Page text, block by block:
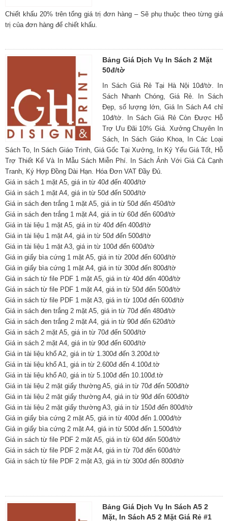
Chiết khấu 20% trên tổng giá trị đơn hàng – Sẽ phụ thuộc theo từng giá
trị của đơn hàng để chiết khấu.
Bảng Giá Dịch Vụ In Sách 2 Mặt
50đ/tờ
In Sách Giá Rẻ Tại Hà Nội 10đ/tờ. In
Sách Nhanh Chóng, Giá Rẻ. In Sách
Đẹp, số lượng lớn, Giá In Sách A4 chỉ
10đ/tờ. In Sách Giá Rẻ Còn Được Hỗ
Trợ Ưu Đãi 10% Giá. Xưởng Chuyên In
Sách, In Sách Giáo Khoa, In Các Loại
Sách To, In Sách Giáo Trình, Giá Gốc Tại Xưởng, In Kỷ Yếu Giá Tốt, Hỗ
Trợ Thiết Kế Và In Mẫu Sách Miễn Phí. In Sách Ảnh Với Giá Cả Cạnh
Tranh, Ký Hợp Đồng Dài Hạn. Hóa Đơn VAT Đầy Đủ.
Giá in sách 1 mặt A5, giá in từ 40đ đến 400đ/tờ
Giá in sách 1 mặt A4, giá in từ 50đ đến 500đ/tờ
Giá in sách đen trắng 1 mặt A5, giá in từ 50đ đến 450đ/tờ
Giá in sách đen trắng 1 mặt A4, giá in từ 60đ đến 600đ/tờ
Giá in tài liệu 1 mặt A5, giá in từ 40đ đến 400đ/tờ
Giá in tài liệu 1 mặt A4, giá in từ 50đ đến 500đ/tờ
Giá in tài liệu 1 mặt A3, giá in từ 100đ đến 600đ/tờ
Giá in giấy bìa cứng 1 mặt A5, giá in từ 200đ đến 600đ/tờ
Giá in giấy bìa cứng 1 mặt A4, giá in từ 300đ đến 800đ/tờ
Giá in sách từ file PDF 1 mặt A5, giá in từ 40đ đến 400đ/tờ
Giá in sách từ file PDF 1 mặt A4, giá in từ 50đ đến 500đ/tờ
Giá in sách từ file PDF 1 mặt A3, giá in từ 100đ đến 600đ/tờ
Giá in sách đen trắng 2 mặt A5, giá in từ 70đ đến 480đ/tờ
Giá in sách đen trắng 2 mặt A4, giá in từ 90đ đến 620đ/tờ
Giá in sách 2 mặt A5, giá in từ 70đ đến 500đ/tờ
Giá in sách 2 mặt A4, giá in từ 90đ đến 600đ/tờ
Giá in tài liệu khổ A2, giá in từ 1.300đ đến 3.200đ.tờ
Giá in tài liệu khổ A1, giá in từ 2.600đ đến 4.100đ.tờ
Giá in tài liệu khổ A0, giá in từ 5.100đ đến 10.100đ.tờ
Giá in tài liệu 2 mặt giấy thường A5, giá in từ 70đ đến 500đ/tờ
Giá in tài liệu 2 mặt giấy thường A4, giá in từ 90đ đến 600đ/tờ
Giá in tài liệu 2 mặt giấy thường A3, giá in từ 150đ đến 800đ/tờ
Giá in giấy bìa cứng 2 mặt A5, giá in từ 400đ đến 1.000đ/tờ
Giá in giấy bìa cứng 2 mặt A4, giá in từ 500đ đến 1.500đ/tờ
Giá in sách từ file PDF 2 mặt A5, giá in từ 60đ đến 500đ/tờ
Giá in sách từ file PDF 2 mặt A4, giá in từ 70đ đến 600đ/tờ
Giá in sách từ file PDF 2 mặt A3, giá in từ 300đ đến 800đ/tờ
Bảng Giá Dịch Vụ In Sách A5 2
Mặt, In Sách A5 2 Mặt Giá Rẻ #1